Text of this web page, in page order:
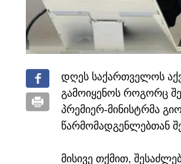
დღეს საქართველოს
გამოიყენოს როგორც
პრემიერ-მინისტრმა
წარმომადგენლებთან
მისივე თქმით,